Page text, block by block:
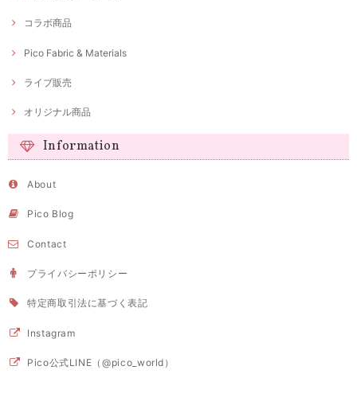
コラボ商品
Pico Fabric & Materials
ライブ販売
オリジナル商品
Information
About
Pico Blog
Contact
プライバシーポリシー
特定商取引法に基づく表記
Instagram
Pico公式LINE（@pico_world）